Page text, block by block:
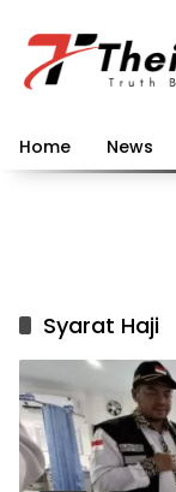
konten
Home News
Syarat Haji